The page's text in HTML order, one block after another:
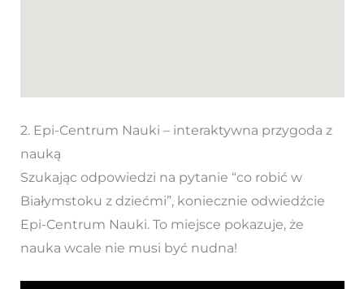
2. Epi-Centrum Nauki – interaktywna przygoda z
nauką
Szukając odpowiedzi na pytanie “co robić w
Białymstoku z dziećmi”, koniecznie odwiedźcie
Epi-Centrum Nauki. To miejsce pokazuje, że
nauka wcale nie musi być nudna!